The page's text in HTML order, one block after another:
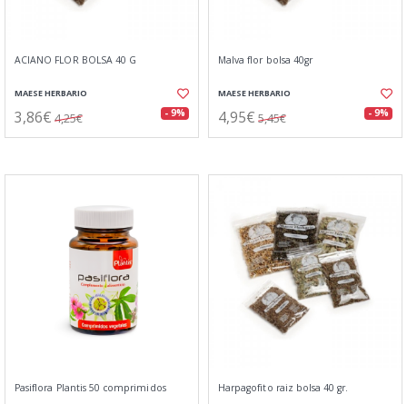
ACIANO FLOR BOLSA 40 G
MAESE HERBARIO
3,86€ 4,25€ - 9%
Malva flor bolsa 40gr
MAESE HERBARIO
4,95€ 5,45€ - 9%
Pasiflora Plantis 50 comprimidos Harpagofito raiz bolsa 40 gr.